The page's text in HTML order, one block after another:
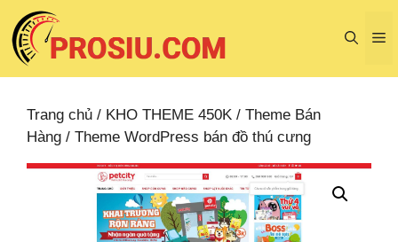
Chuyển
đến
nội
dung
Trang chủ / KHO THEME 450K / Theme Bán
Hàng / Theme WordPress bán đồ thú cưng